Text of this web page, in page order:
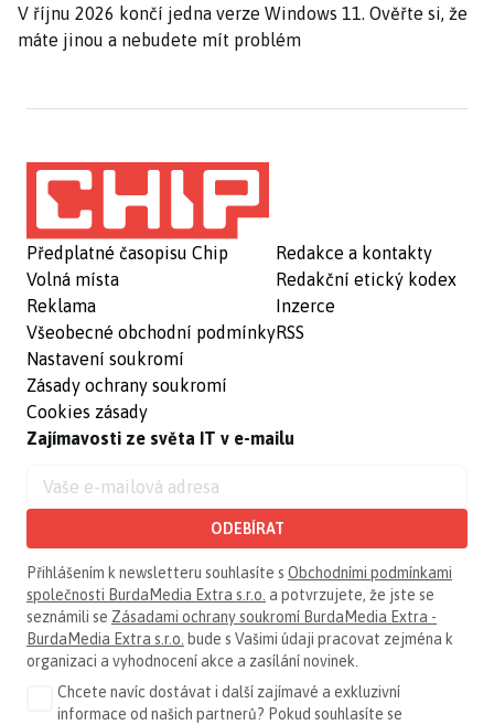
V říjnu 2026 končí jedna verze Windows 11. Ověřte si, že
máte jinou a nebudete mít problém
Předplatné časopisu Chip
Volná místa
Reklama
Všeobecné obchodní podmínky
Nastavení soukromí
Zásady ochrany soukromí
Cookies zásady
Redakce a kontakty
Redakční etický kodex
Inzerce
RSS
Zajímavosti ze světa IT v e-mailu
ODEBÍRAT
Přihlášením k newsletteru souhlasíte s Obchodními podmínkami
společnosti BurdaMedia Extra s.r.o. a potvrzujete, že jste se
seznámili se Zásadami ochrany soukromí BurdaMedia Extra -
BurdaMedia Extra s.r.o. bude s Vašimi údaji pracovat zejména k
organizaci a vyhodnocení akce a zasílání novinek.
Chcete navíc dostávat i další zajímavé a exkluzivní
informace od našich partnerů? Pokud souhlasíte se